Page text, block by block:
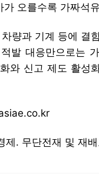
가 오를수록 가짜석
량과 기계 등에 결
발 대응만으로는
와 신고 제도 활성
. 무단전재 및 재